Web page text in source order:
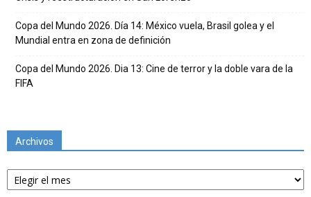
Copa del Mundo 2026. Día 14: México vuela, Brasil golea y el
Mundial entra en zona de definición
Copa del Mundo 2026. Dia 13: Cine de terror y la doble vara de la
FIFA
Archivos
Archivos